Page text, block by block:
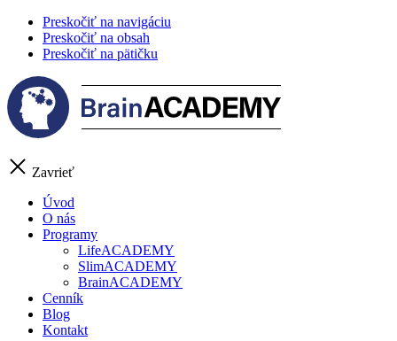
Preskočiť na navigáciu
Preskočiť na obsah
Preskočiť na pätičku
Zavrieť
Úvod
O nás
Programy
LifeACADEMY
SlimACADEMY
BrainACADEMY
Cenník
Blog
Kontakt